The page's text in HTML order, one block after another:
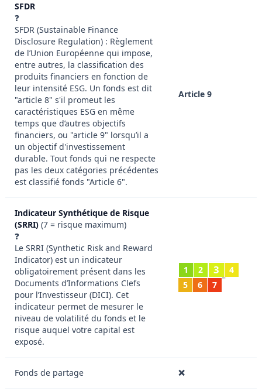
SFDR
❓
SFDR (Sustainable Finance
Disclosure Regulation) : Règlement
de l’Union Européenne qui impose,
entre autres, la classification des
produits financiers en fonction de
leur intensité ESG. Un fonds est dit
"article 8" s'il promeut les
caractéristiques ESG en même
temps que d’autres objectifs
financiers, ou "article 9" lorsqu’il a
un objectif d'investissement
durable. Tout fonds qui ne respecte
pas les deux catégories précédentes
est classifié fonds "Article 6".
Article 9
Indicateur Synthétique de Risque
(SRRI) (7 = risque maximum)
❓
Le SRRI (Synthetic Risk and Reward
Indicator) est un indicateur
obligatoirement présent dans les
Documents d’Informations Clefs
pour l’Investisseur (DICI). Cet
indicateur permet de mesurer le
niveau de volatilité du fonds et le
risque auquel votre capital est
exposé.
1 2 3
4
5
6 7
Fonds de partage ❌